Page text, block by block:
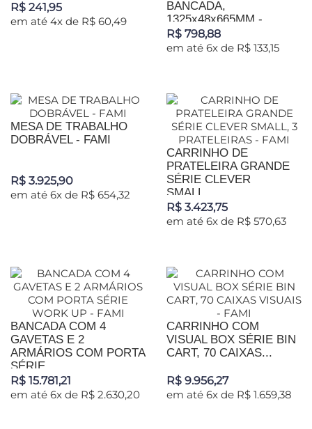
R$ 241,95
em até 4x de R$ 60,49
BANCADA,
1325x48x665MM -...
R$ 798,88
em até 6x de R$ 133,15
MESA DE TRABALHO
DOBRÁVEL - FAMI
R$ 3.925,90
em até 6x de R$ 654,32
CARRINHO DE
PRATELEIRA GRANDE
SÉRIE CLEVER
SMALL,...
R$ 3.423,75
em até 6x de R$ 570,63
BANCADA COM 4
GAVETAS E 2
ARMÁRIOS COM PORTA
SÉRIE...
R$ 15.781,21
em até 6x de R$ 2.630,20
CARRINHO COM
VISUAL BOX SÉRIE BIN
CART, 70 CAIXAS...
R$ 9.956,27
em até 6x de R$ 1.659,38